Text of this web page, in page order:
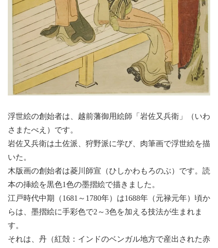
浮世絵の創始者は、越前藩御用絵師「岩佐又兵衛」（いわ
さまたべえ）です。
岩佐又兵衛は土佐派、狩野派に学び、肉筆画で浮世絵を描
いた。
木版画の創始者は菱川師宣（ひしかわもろのぶ）です。読
本の挿絵を黒色1色の墨摺絵で描きました。
江戸時代中期（1681～1780年）は1688年（元禄元年）頃か
らは、墨摺絵に手彩色で2～3色を加える技法が生まれま
す。
それは、丹（紅殻：インドのベンガル地方で産出された赤